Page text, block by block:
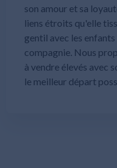
son amour et sa
liens étroits qu'elle
gentil avec les
compagnie. Nous
à vendre élevés avec
le meilleur départ